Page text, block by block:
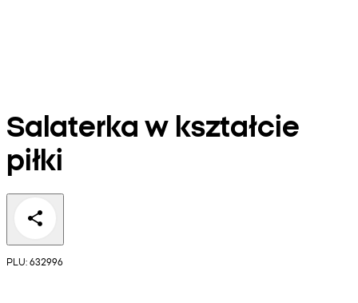
Salaterka w kształcie
piłki
PLU: 632996